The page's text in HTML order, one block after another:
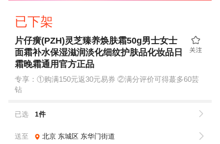
已下架
片仔癀(PZH)灵芝臻养焕肤霜50g男士女士
面霜补水保湿滋润淡化细纹护肤品化妆品日
霜晚霜通用官方正品
专享：①购满150元返30元易券 ②满分评价可得蕞多60芸
钻
已选 1件
送至 北京 东城区 东华门街道